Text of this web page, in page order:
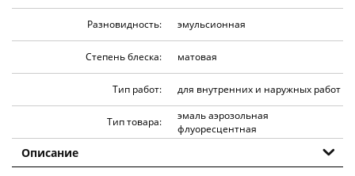
Разновидность: эмульсионная
Степень блеска: матовая
Тип работ: для внутренних и наружных работ
Тип товара:
эмаль аэрозольная
флуоресцентная
Описание